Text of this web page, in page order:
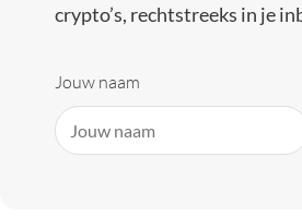
crypto’s, rechtstreeks in je
Jouw naam